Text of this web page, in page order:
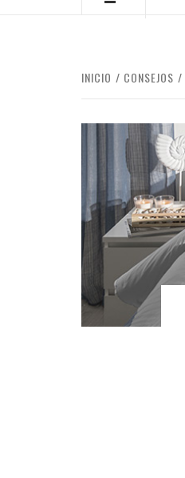
INICIO CONSEJOS